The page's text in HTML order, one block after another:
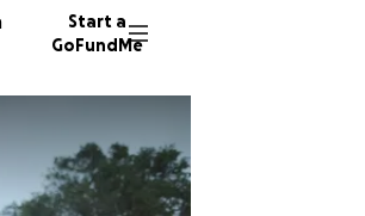
Start a
GoFundMe